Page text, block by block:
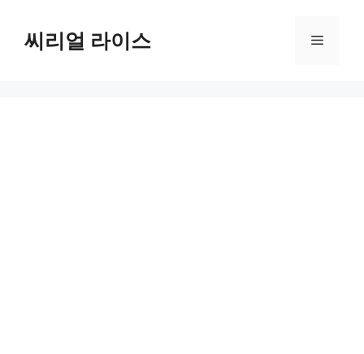
씨리얼 라이스 메